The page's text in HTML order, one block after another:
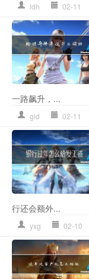
ldh 02-11
一路飙升，...
gld 02-11
行还会额外...
yxg 02-10